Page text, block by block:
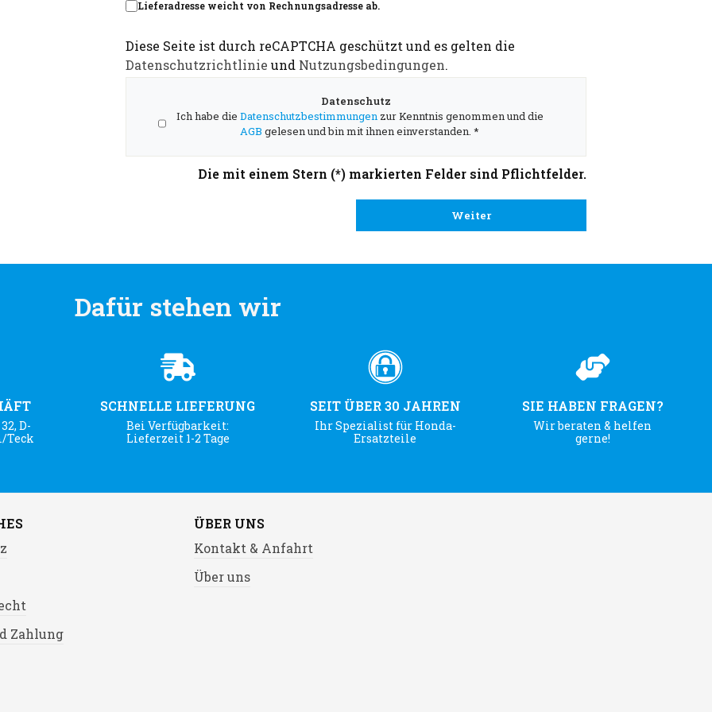
Lieferadresse weicht von Rechnungsadresse ab.
Diese Seite ist durch reCAPTCHA geschützt und es gelten die
Datenschutzrichtlinie und Nutzungsbedingungen.
Datenschutz
Ich habe die Datenschutzbestimmungen zur Kenntnis genommen und die
AGB gelesen und bin mit ihnen einverstanden. *
Die mit einem Stern (*) markierten Felder sind Pflichtfelder.
Weiter
Dafür stehen wir
D-
Teck
SCHNELLE LIEFERUNG
Bei Verfügbarkeit:
Lieferzeit 1-2 Tage
SEIT ÜBER 30 JAHREN
Ihr Spezialist für Honda-
Ersatzteile
SIE HABEN FRAGEN?
Wir beraten & helfen
gerne!
Zahlung
ÜBER UNS
Kontakt & Anfahrt
Über uns